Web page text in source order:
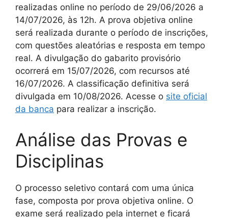
realizadas online no período de 29/06/2026 a
14/07/2026, às 12h. A prova objetiva online
será realizada durante o período de inscrições,
com questões aleatórias e resposta em tempo
real. A divulgação do gabarito provisório
ocorrerá em 15/07/2026, com recursos até
16/07/2026. A classificação definitiva será
divulgada em 10/08/2026. Acesse o site oficial
da banca para realizar a inscrição.
Análise das Provas e
Disciplinas
O processo seletivo contará com uma única
fase, composta por prova objetiva online. O
exame será realizado pela internet e ficará